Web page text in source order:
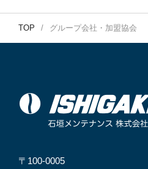
TOP グループ会社・加盟協会
〒100-0005